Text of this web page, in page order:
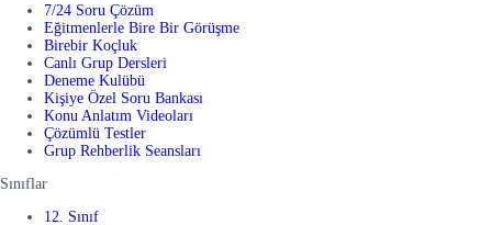
7/24 Soru Çözüm
Eğitmenlerle Bire Bir Görüşme
Birebir Koçluk
Canlı Grup Dersleri
Deneme Kulübü
Kişiye Özel Soru Bankası
Konu Anlatım Videoları
Çözümlü Testler
Grup Rehberlik Seansları
Sınıflar
12. Sınıf